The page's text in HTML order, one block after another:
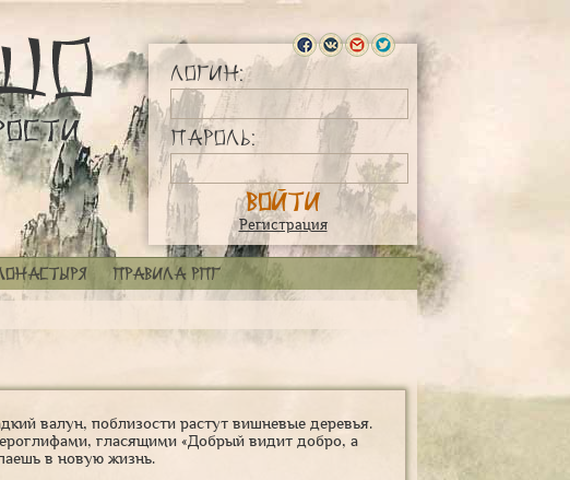
Логин:
Пароль:
Регистрация
Правила РПГ
валун, поблизости растут вишневые деревья.
гласящими «Добрый видит добро, а
в новую жизнь.